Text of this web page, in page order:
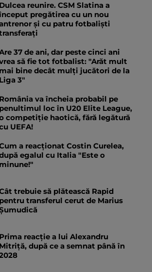
Dulcea reunire. CSM Slatina a
pregătirea cu un nou
și cu patru fotbaliști
37 de ani, dar peste cinci ani
să fie tot fotbalist: "Arăt mult
mai bine decât mulți jucători de la
Liga 3"
România va încheia probabil pe
penultimul loc în U20 Elite League,
competiție haotică, fără legătură
UEFA!
a reacționat Costin Curelea,
egalul cu Italia "Este o
minune!"
trebuie să plătească Rapid
pentru transferul cerut de Marius
Prima reacție a lui Alexandru
Mitriță, după ce a semnat până în